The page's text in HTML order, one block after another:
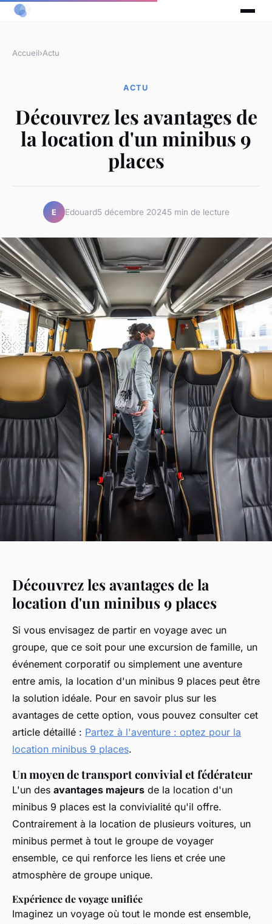
Accueil›Actu
ACTU
Découvrez les avantages de
la location d'un minibus 9
places
E Edouard5 décembre 20245 min de lecture
Découvrez les avantages de la
location d'un minibus 9 places
Si vous envisagez de partir en voyage avec un
groupe, que ce soit pour une excursion de famille, un
événement corporatif ou simplement une aventure
entre amis, la location d'un minibus 9 places peut être
la solution idéale. Pour en savoir plus sur les
avantages de cette option, vous pouvez consulter cet
article détaillé : Partez à l'aventure : optez pour la
location minibus 9 places.
Un moyen de transport convivial et fédérateur
L'un des avantages majeurs de la location d'un
minibus 9 places est la convivialité qu'il offre.
Contrairement à la location de plusieurs voitures, un
minibus permet à tout le groupe de voyager
ensemble, ce qui renforce les liens et crée une
atmosphère de groupe unique.
Expérience de voyage unifiée
Imaginez un voyage où tout le monde est ensemble,